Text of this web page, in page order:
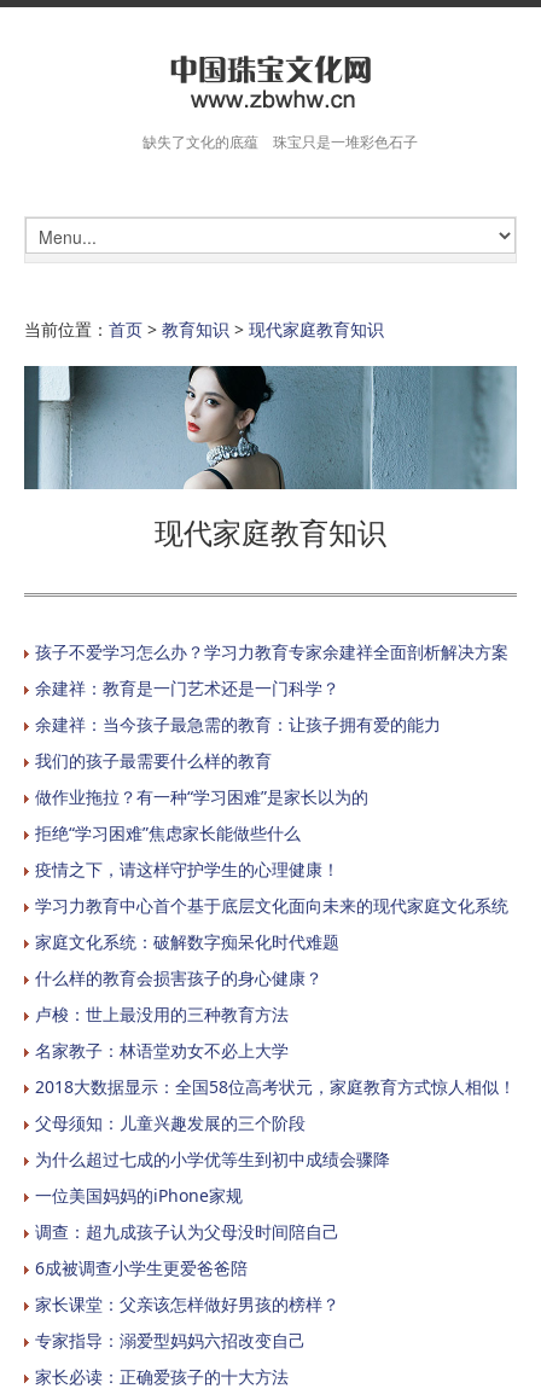
缺失了文化的底蕴 珠宝只是一堆彩色石子
当前位置： 首页 > 教育知识 > 现代家庭教育知识
现代家庭教育知识
孩子不爱学习怎么办？学习力教育专家余建祥全面剖析解决方案
余建祥：教育是一门艺术还是一门科学？
余建祥：当今孩子最急需的教育：让孩子拥有爱的能力
我们的孩子最需要什么样的教育
做作业拖拉？有一种“学习困难”是家长以为的
拒绝“学习困难”焦虑家长能做些什么
疫情之下，请这样守护学生的心理健康！
学习力教育中心首个基于底层文化面向未来的现代家庭文化系统
家庭文化系统：破解数字痴呆化时代难题
什么样的教育会损害孩子的身心健康？
卢梭：世上最没用的三种教育方法
名家教子：林语堂劝女不必上大学
2018大数据显示：全国58位高考状元，家庭教育方式惊人相似！
父母须知：儿童兴趣发展的三个阶段
为什么超过七成的小学优等生到初中成绩会骤降
一位美国妈妈的iPhone家规
调查：超九成孩子认为父母没时间陪自己
6成被调查小学生更爱爸爸陪
家长课堂：父亲该怎样做好男孩的榜样？
专家指导：溺爱型妈妈六招改变自己
家长必读：正确爱孩子的十大方法